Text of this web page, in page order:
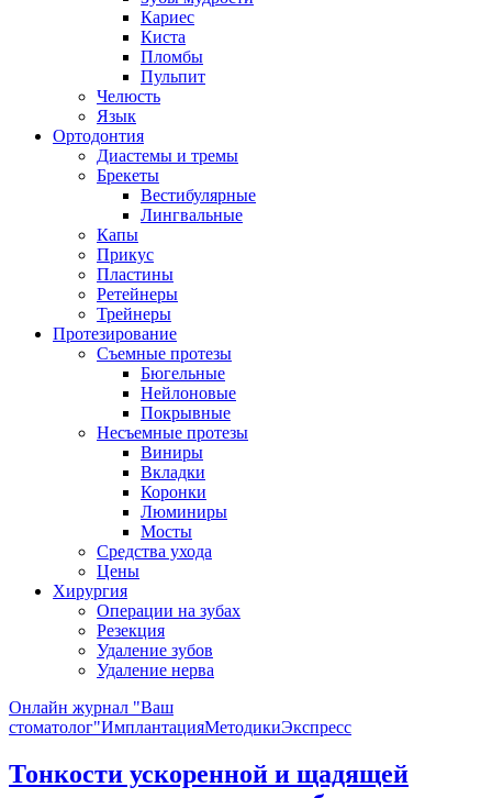
Кариес
Киста
Пломбы
Пульпит
Челюсть
Язык
Ортодонтия
Диастемы и тремы
Брекеты
Вестибулярные
Лингвальные
Капы
Прикус
Пластины
Ретейнеры
Трейнеры
Протезирование
Съемные протезы
Бюгельные
Нейлоновые
Покрывные
Несъемные протезы
Виниры
Вкладки
Коронки
Люминиры
Мосты
Средства ухода
Цены
Хирургия
Операции на зубах
Резекция
Удаление зубов
Удаление нерва
Онлайн журнал "Ваш
стоматолог"ИмплантацияМетодикиЭкспресс
Тонкости ускоренной и щадящей